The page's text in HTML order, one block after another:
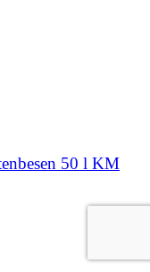
50 l KM